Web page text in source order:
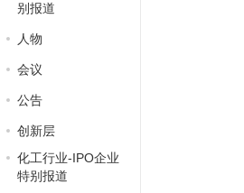
别报道
人物
会议
公告
创新层
化工行业-IPO企业
特别报道